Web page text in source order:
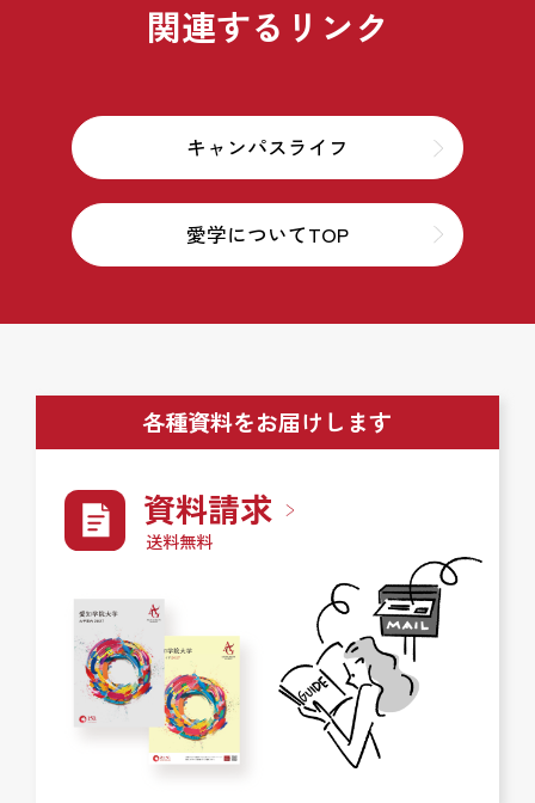
関連するリンク
キャンパスライフ
愛学についてTOP
各種資料をお届けします
資料請求
送料無料